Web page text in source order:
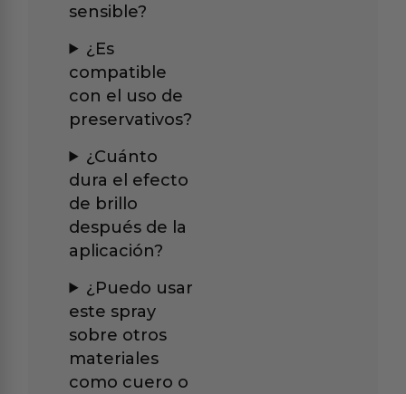
sensible?
¿Es
compatible
con el uso de
preservativos?
¿Cuánto
dura el efecto
de brillo
después de la
aplicación?
¿Puedo usar
este spray
sobre otros
materiales
como cuero o